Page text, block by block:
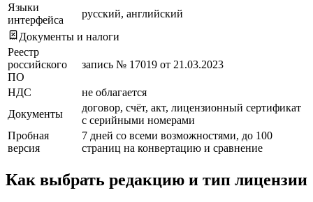
Языки
интерфейса
русский, английский
Документы и налоги
Реестр
российского
ПО
запись № 17019 от 21.03.2023
НДС
не облагается
Документы
договор, счёт, акт, лицензионный сертификат
с серийными номерами
Пробная
версия
7 дней со всеми возможностями, до 100
страниц на конвертацию и сравнение
Как выбрать редакцию и тип лицензии